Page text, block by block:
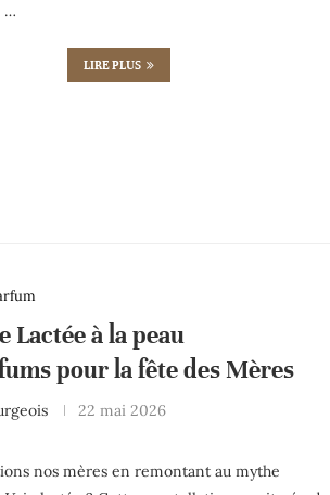
…
LIRE PLUS
Lactée à la peau
pour la fête des Mères
22 mai 2026
nos mères en remontant au mythe